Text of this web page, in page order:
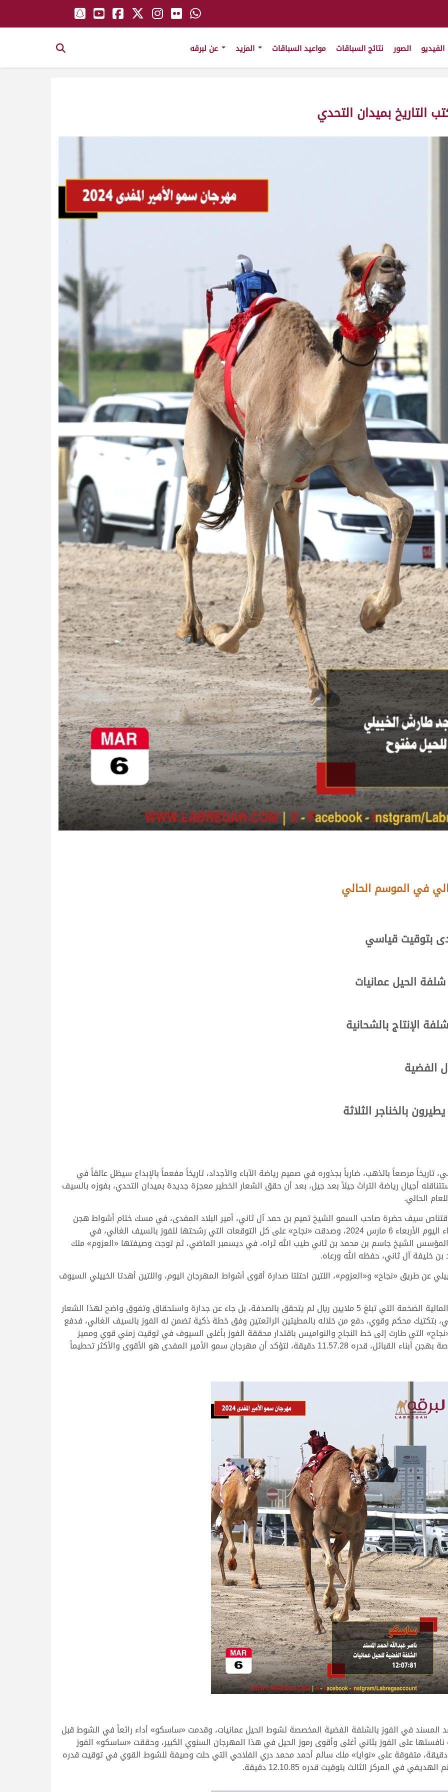
الصور نتائج السباقات مواعيد السباقات
التاريخ بميدان التحدي
في الموسم الحالي
بتوقيت قياسي
الحيل عمانيات
الإنتاج بالشحانية
الفضية
بالخناجر الثلاثة
تاريخاً مرصعاً بالذهب، ضارباً بجذوره في صميم رياضة الآباء والأجداد، تاريخاً مفعماً بالإبداع سيظل عالقاً في
أجيال رياضة التراث جيلاً بعد جيل، بعد أن حقق الشعار الخطير معجزة جديدة بميدان التحدي، بفوزه بالسيف
الحالي.
سيف حضرة صاحب السمو الشيخ تميم بن حمد آل ثاني، أمير البلاد المفدى، في مسك ختام أشواط هجن
أبناء القبائل، بمهرجان سموه بميدان التحدي مساء اليوم الأربعاء 6 مارس 2024، وصدقت «نجاح» على كل التوقعات التي رشحتها للفوز بالسيف الغالي، في
الشيخ جاسم بن محمد بن ثاني طيب الله ثراه، في ديسمبر الماضي، ثم توجت وصيفتها «العزوم» ملك
خليفة آل ثاني، حفظه الله ورعاه.
عن طريق «نجاح» و«العزوم»، اللتين احتلتا صدارة أقوى أشواط المهرجان اليوم، واللتين أهدتا الخييلي السيوف
فوز «نجاح» بسيف سمو الأمير المفدى، والجائزة المالية الضخمة التي تبلغ 5 ملايين ريال لم يتحقق بالصدفة، بل جاء عن جدارة واستحقاق وتفوق واضح لهذا الشعار
محكم وقوي، دفع من خلاله بالمطيتين الرائعتين وفق خطة ذكية تضمن له الفوز بالسيف الغالي، فدفع
«نجاح» التي طارت إلى خط النجاح والنواميس باقتدار محققة الفوز بأغلى السيوف في توقيت زمني قوي ومميز
يسجل لأول مرة في أشواط السيوف الفضية الخاصة بهجن أبناء القبائل، قدره 11.57.28 دقيقة، لتؤكد أن مهرجان سمو الأمير المفدى هو الأقوى والأكثر تحطيماً
المسند في الفوز بالشلفة الفضية المخصصة لشوط الحيل عمانيات، وقدمت «ساسكو» أداء رائعاً في الشوط قبل
على الفوز بثاني أغلى وأقوى رموز الحيل في هذا المهرجان السنوي الكبير، وحققت «ساسكو» الفوز
بالشلفة الغالية في توقيت زمني قدره 12.07.81 دقيقة، متفوقة على «نوايا» ملك سالم أحمد محمد دري الفلاحي التي حلت وصيفة للشوط القوي في توقيت قدره